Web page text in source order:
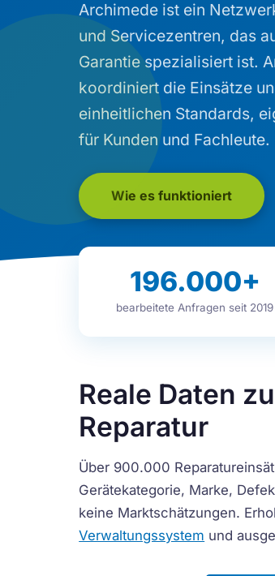
Archimede ist ein
und Servicezentren, das
Garantie spezialisiert ist.
koordiniert die Einsätze
einheitlichen Standards,
für Kunden und Fachleute.
Wie es funktioniert
196.000+
bearbeitete Anfragen seit 2019
Reale Daten
Reparatur
Über 900.000
Gerätekategorie, Marke,
keine Marktschätzungen.
Verwaltungssystem und